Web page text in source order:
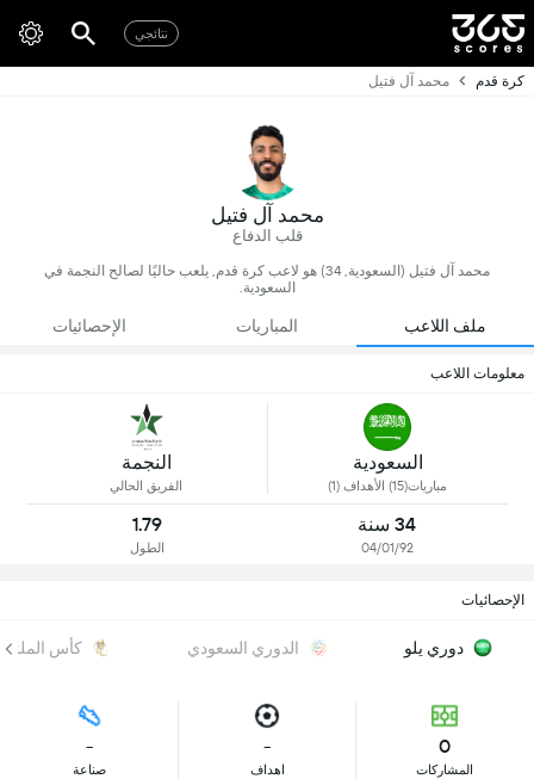
نتائجي
كرة قدم محمد آل فتيل
محمد آل فتيل
قلب الدفاع
محمد آل فتيل (السعودية, 34) هو لاعب كرة قدم, يلعب حاليًا لصالح النجمة في
السعودية.
ملف اللاعب المباريات الإحصائيات
معلومات اللاعب
السعودية
مباريات(15) الأهداف (1)
النجمة
الفريق الحالي
34 سنة
04/01/92
1.79
الطول
الإحصائيات
دوري يلو الدوري السعودي كأس الملك
0
المشاركات
-
اهداف
-
صناعة